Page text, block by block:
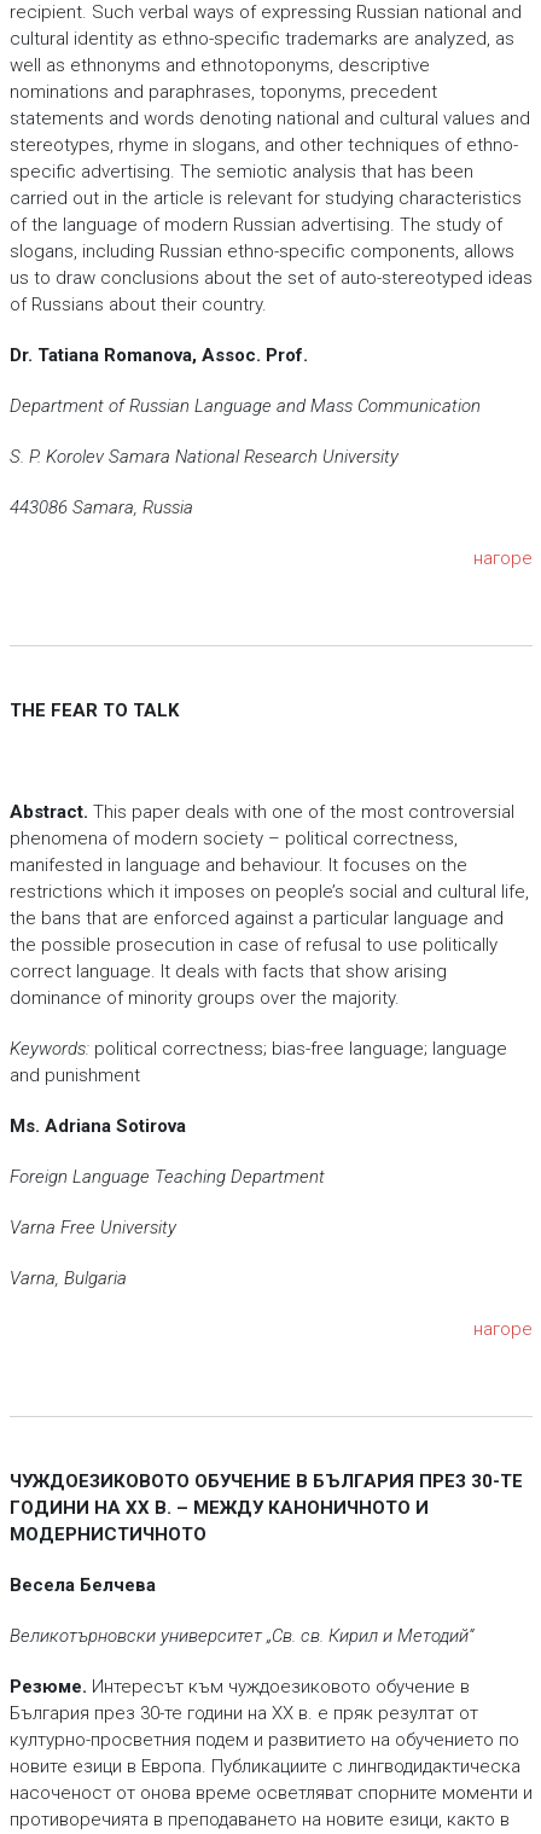
recipient. Such verbal ways of expressing Russian national and
cultural identity as ethno-specific trademarks are analyzed, as
well as ethnonyms and ethnotoponyms, descriptive
nominations and paraphrases, toponyms, precedent
statements and words denoting national and cultural values and
stereotypes, rhyme in slogans, and other techniques of ethno-
specific advertising. The semiotic analysis that has been
carried out in the article is relevant for studying characteristics
of the language of modern Russian advertising. The study of
slogans, including Russian ethno-specific components, allows
us to draw conclusions about the set of auto-stereotyped ideas
of Russians about their country.
Dr. Tatiana Romanova, Assoc. Prof.
Department of Russian Language and Mass Communication
S. P. Korolev Samara National Research University
443086 Samara, Russia
нагоре
THE FEAR TO TALK
Abstract. This paper deals with one of the most controversial
phenomena of modern society – political correctness,
manifested in language and behaviour. It focuses on the
restrictions which it imposes on people’s social and cultural life,
the bans that are enforced against a particular language and
the possible prosecution in case of refusal to use politically
correct language. It deals with facts that show arising
dominance of minority groups over the majority.
Keywords:political correctness; bias-free language; language
and punishment
Ms. Adriana Sotirova
Foreign Language Teaching Department
Varna Free University
Varna, Bulgaria
нагоре
ЧУЖДОЕЗИКОВОТО ОБУЧЕНИЕ В БЪЛГАРИЯ ПРЕЗ 30-ТЕ
ГОДИНИ НА XX В. – МЕЖДУ КАНОНИЧНОТО И
МОДЕРНИСТИЧНОТО
Весела Белчева
Великотърновски университет „Св. св. Кирил и Методий“
Резюме. Интересът към чуждоезиковото обучение в
България през 30-те години на ХХ в. е пряк резултат от
културно-просветния подем и развитието на обучението по
новите езици в Европа. Публикациите с лингводидактическа
насоченост от онова време осветляват спорните моменти и
противоречията в преподаването на новите езици, както в